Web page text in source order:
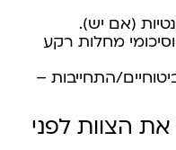
(אם יש).
מחלות רקע
התחייבות –
הצוות לפני